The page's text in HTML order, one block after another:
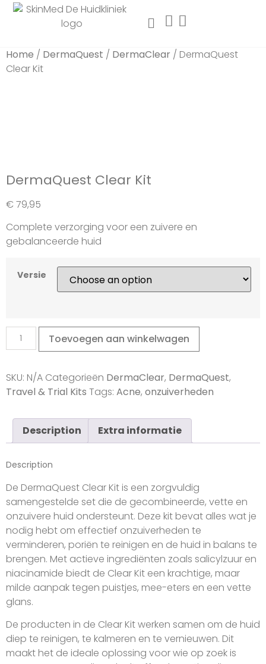
Home / DermaQuest / DermaClear / DermaQuest
Clear Kit
DermaQuest Clear Kit
€ 79,95
Complete verzorging voor een zuivere en
gebalanceerde huid
Versie
Toevoegen aan winkelwagen
SKU: N/A Categorieën DermaClear, DermaQuest,
Travel & Trial Kits Tags: Acne, onzuiverheden
Description Extra informatie
Description
De DermaQuest Clear Kit is een zorgvuldig
samengestelde set die de gecombineerde, vette en
onzuivere huid ondersteunt. Deze kit bevat alles wat je
nodig hebt om effectief onzuiverheden te
verminderen, poriën te reinigen en de huid in balans te
brengen. Met actieve ingrediënten zoals salicylzuur en
niacinamide biedt de Clear Kit een krachtige, maar
milde aanpak tegen puistjes, mee-eters en een vette
glans.
De producten in de Clear Kit werken samen om de huid
diep te reinigen, te kalmeren en te vernieuwen. Dit
maakt het de ideale oplossing voor wie op zoek is